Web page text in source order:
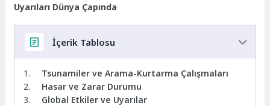
Uyarıları Dünya Çapında
İçerik Tablosu
Tsunamiler ve Arama-Kurtarma Çalışmaları
Hasar ve Zarar Durumu
Global Etkiler ve Uyarılar